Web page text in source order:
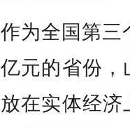
作为全国第三
亿元的省份，
放在实体经济